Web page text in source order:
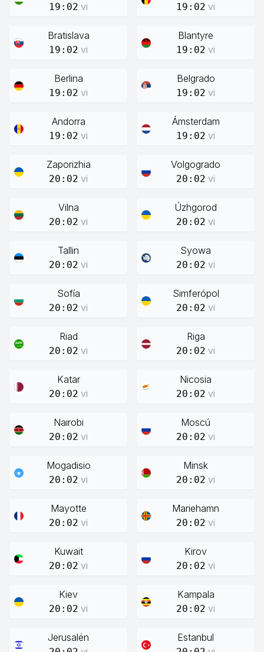
19:02 vi 19:02 vi
Bratislava
19:02 vi
Blantyre
19:02 vi
Berlina
19:02 vi
Belgrado
19:02 vi
Andorra
19:02 vi
Ámsterdam
19:02 vi
Zaporizhia
20:02 vi
Volgogrado
20:02 vi
Vilna
20:02 vi
Úzhgorod
20:02 vi
Tallin
20:02 vi
Syowa
20:02 vi
Sofía
20:02 vi
Simferópol
20:02 vi
Riad
20:02 vi
Riga
20:02 vi
Katar
20:02 vi
Nicosia
20:02 vi
Nairobi
20:02 vi
Moscú
20:02 vi
Mogadisio
20:02 vi
Minsk
20:02 vi
Mayotte
20:02 vi
Mariehamn
20:02 vi
Kuwait
20:02 vi
Kirov
20:02 vi
Kiev
20:02 vi
Kampala
20:02 vi
Jerusalén Estanbul